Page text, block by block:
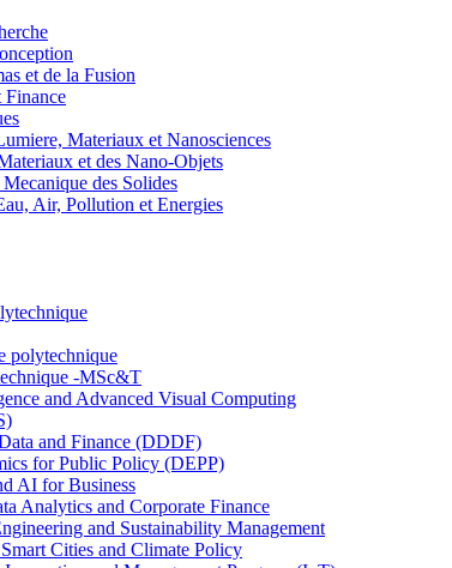
et de la Fusion
Materiaux et Nanosciences
et des Nano-Objets
des Solides
Air, Pollution et Energies
polytechnique
-MSc&T
and Advanced Visual Computing
and Finance (DDDF)
for Public Policy (DEPP)
AI for Business
Analytics and Corporate Finance
and Sustainability Management
Cities and Climate Policy